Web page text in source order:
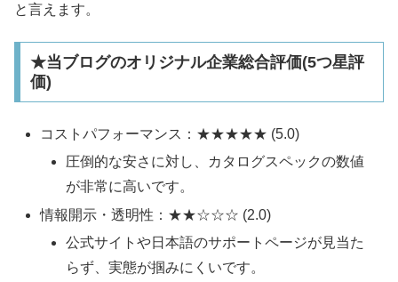
と言えます。
★当ブログのオリジナル企業総合評価(5つ星評
価)
コストパフォーマンス：★★★★★ (5.0)
圧倒的な安さに対し、カタログスペックの数値
が非常に高いです。
情報開示・透明性：★★☆☆☆ (2.0)
公式サイトや日本語のサポートページが見当た
らず、実態が掴みにくいです。